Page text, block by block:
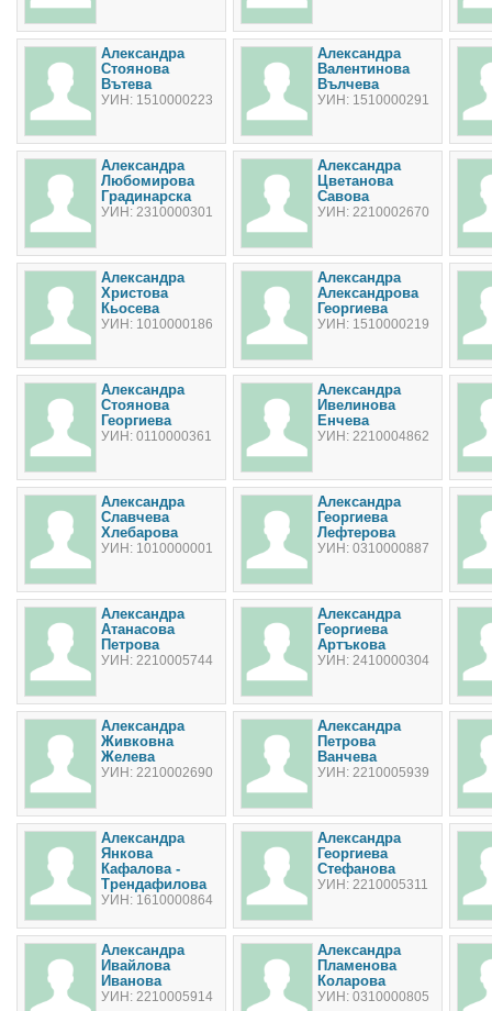
Александра
Стоянова
Вътева
УИН: 1510000223
Александра
Валентинова
Вълчева
УИН: 1510000291
Александра
Любомирова
Градинарска
УИН: 2310000301
Александра
Цветанова
Савова
УИН: 2210002670
Александра
Христова
Кьосева
УИН: 1010000186
Александра
Александрова
Георгиева
УИН: 1510000219
Александра
Стоянова
Георгиева
УИН: 0110000361
Александра
Ивелинова
Енчева
УИН: 2210004862
Александра
Славчева
Хлебарова
УИН: 1010000001
Александра
Георгиева
Лефтерова
УИН: 0310000887
Александра
Атанасова
Петрова
УИН: 2210005744
Александра
Георгиева
Артъкова
УИН: 2410000304
Александра
Живковна
Желева
УИН: 2210002690
Александра
Петрова
Ванчева
УИН: 2210005939
Александра
Янкова
Кафалова -
Трендафилова
УИН: 1610000864
Александра
Георгиева
Стефанова
УИН: 2210005311
Александра
Ивайлова
Иванова
УИН: 2210005914
Александра
Пламенова
Коларова
УИН: 0310000805